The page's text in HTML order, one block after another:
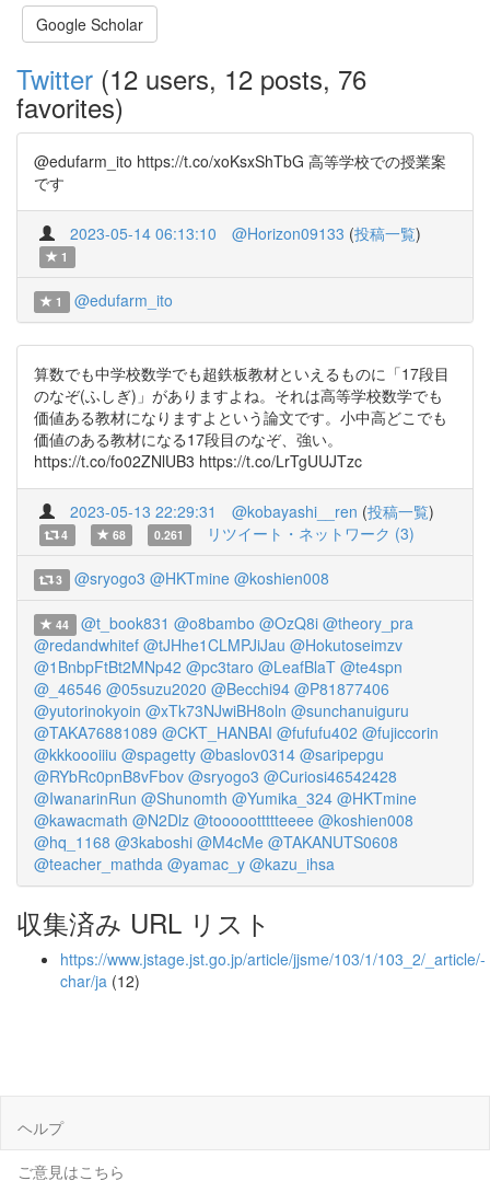
Google Scholar
Twitter (12 users, 12 posts, 76
favorites)
@edufarm_ito https://t.co/xoKsxShTbG 高等学校での授業案
です
2023-05-14 06:13:10 @Horizon09133 (投稿一覧)
1
1 @edufarm_ito
算数でも中学校数学でも超鉄板教材といえるものに「17段目
のなぞ(ふしぎ)」がありますよね。それは高等学校数学でも
価値ある教材になりますよという論文です。小中高どこでも
価値のある教材になる17段目のなぞ、強い。
https://t.co/fo02ZNlUB3 https://t.co/LrTgUUJTzc
2023-05-13 22:29:31 @kobayashi__ren (投稿一覧)
4 68 0.261 リツイート・ネットワーク (3)
3 @sryogo3 @HKTmine @koshien008
44 @t_book831 @o8bambo @OzQ8i @theory_pra
@redandwhitef @tJHhe1CLMPJiJau @Hokutoseimzv
@1BnbpFtBt2MNp42 @pc3taro @LeafBlaT @te4spn
@_46546 @05suzu2020 @Becchi94 @P81877406
@yutorinokyoin @xTk73NJwiBH8oln @sunchanuiguru
@TAKA76881089 @CKT_HANBAI @fufufu402 @fujiccorin
@kkkoooiiiu @spagetty @baslov0314 @saripepgu
@RYbRc0pnB8vFbov @sryogo3 @Curiosi46542428
@IwanarinRun @Shunomth @Yumika_324 @HKTmine
@kawacmath @N2Dlz @tooooottttteeee @koshien008
@hq_1168 @3kaboshi @M4cMe @TAKANUTS0608
@teacher_mathda @yamac_y @kazu_ihsa
収集済み URL リスト
https://www.jstage.jst.go.jp/article/jjsme/103/1/103_2/_article/-
char/ja (12)
ヘルプ
ご意見はこちら